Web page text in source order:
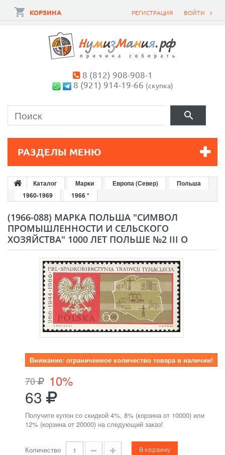
ВОЙТИ
РЕГИСТРАЦИЯ
КОРЗИНА
8 (812) 908-908-1
8 (921) 914-19-66 (скупка)
РАЗДЕЛЫ МЕНЮ
Каталог Марки Европа (Север)
Польша
1960-1969
1966 *
(1966-088) МАРКА ПОЛЬША "СИМВОЛ
ПРОМЫШЛЕННОСТИ И СЕЛЬСКОГО
ХОЗЯЙСТВА" 1000 ЛЕТ ПОЛЬШЕ №2 III O
Внимание: ограниченное количество товара в наличии!
70 10%
63
Получите купон со скидкой 4%, 8% (корзина от 10000) или
12% (корзина от 20000) на следующий заказ!
Количество В корзину